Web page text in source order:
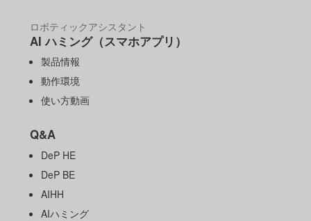
ロボティックアシスタント
AI ハミング（スマホアプリ）
製品情報
動作環境
使い方動画
Q&A
DeP HE
DeP BE
AIHH
AIハミング